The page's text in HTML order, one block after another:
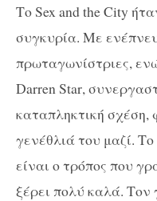
ΤοSex and the City
συγκυρία. Με
πρωταγωνίστριες,
Darren Star,
καταπληκτική σχέση,
γενέθλιά του μαζί.
είναι ο τρόπος που
ξέρει πολύ καλά. Τον